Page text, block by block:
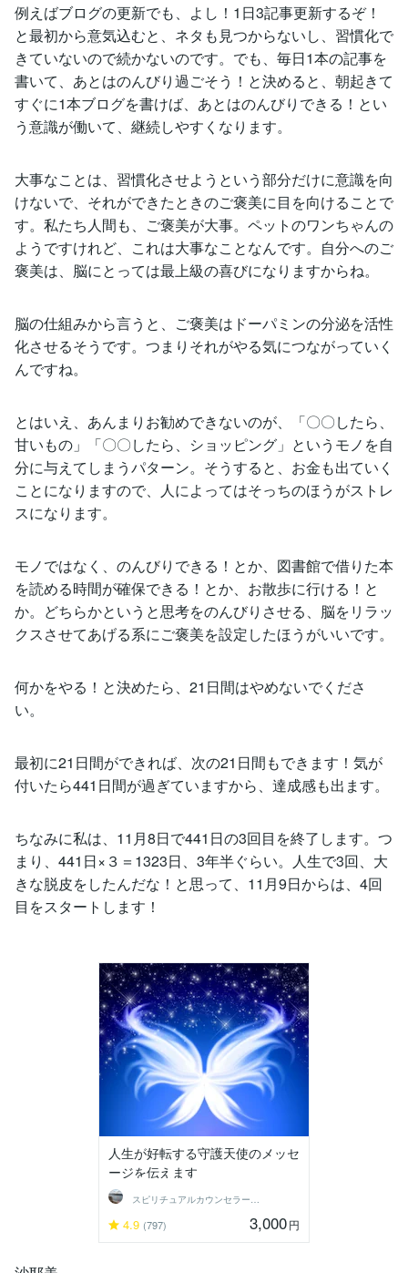
例えばブログの更新でも、よし！1日3記事更新するぞ！
と最初から意気込むと、ネタも見つからないし、習慣化で
きていないので続かないのです。でも、毎日1本の記事を
書いて、あとはのんびり過ごそう！と決めると、朝起きて
すぐに1本ブログを書けば、あとはのんびりできる！とい
う意識が働いて、継続しやすくなります。
大事なことは、習慣化させようという部分だけに意識を向
けないで、それができたときのご褒美に目を向けることで
す。私たち人間も、ご褒美が大事。ペットのワンちゃんの
ようですけれど、これは大事なことなんです。自分へのご
褒美は、脳にとっては最上級の喜びになりますからね。
脳の仕組みから言うと、ご褒美はドーパミンの分泌を活性
化させるそうです。つまりそれがやる気につながっていく
んですね。
とはいえ、あんまりお勧めできないのが、「〇〇したら、
甘いもの」「〇〇したら、ショッピング」というモノを自
分に与えてしまうパターン。そうすると、お金も出ていく
ことになりますので、人によってはそっちのほうがストレ
スになります。
モノではなく、のんびりできる！とか、図書館で借りた本
を読める時間が確保できる！とか、お散歩に行ける！と
か。どちらかというと思考をのんびりさせる、脳をリラッ
クスさせてあげる系にご褒美を設定したほうがいいです。
何かをやる！と決めたら、21日間はやめないでくださ
い。
最初に21日間ができれば、次の21日間もできます！気が
付いたら441日間が過ぎていますから、達成感も出ます。
ちなみに私は、11月8日で441日の3回目を終了します。つ
まり、441日×３＝1323日、3年半ぐらい。人生で3回、大
きな脱皮をしたんだな！と思って、11月9日からは、4回
目をスタートします！
人生が好転する守護天使のメッセ
ージを伝えます
スピリチュアルカウンセラー沙耶美
4.9 (797) 3,000円